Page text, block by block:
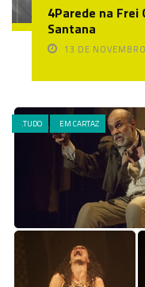
4Parede na Frei
Santana
13 DE
.TUDO EM CARTAZ